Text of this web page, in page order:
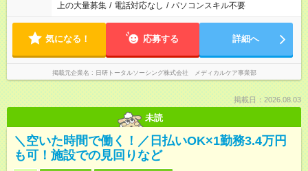
上の大量募集 / 電話対応なし / パソコンスキル不要
気になる！ 応募する 詳細へ
掲載元企業名 日研トータルソーシング株式会社 メディカルケア事業部
掲載日：2026.08.03
未読
＼空いた時間で働く！／日払いOK×1勤務3.4万円
も可！施設での見回りなど